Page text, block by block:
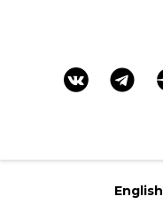
English